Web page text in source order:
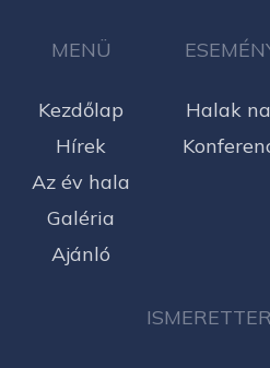
MENÜ
Kezdőlap
Hírek
Az év hala
Galéria
Ajánló
Halak